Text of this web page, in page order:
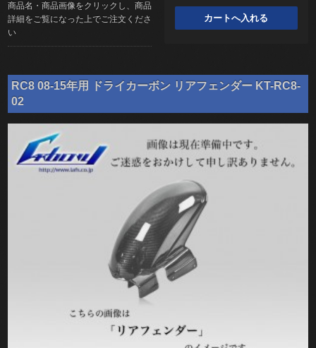
商品名・商品画像をクリックし、商品
詳細をご覧になった上でご注文くださ
い
RC8 08-15年用 ドライカーボン リアフェンダー KT-RC8-
02